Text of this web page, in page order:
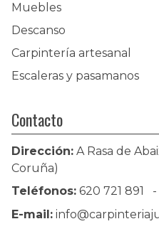
Muebles
Descanso
Carpintería artesanal
Escaleras y pasamanos
Contacto
Dirección: A Rasa de
Coruña)
Teléfonos: 620 721 891 -
E-mail: